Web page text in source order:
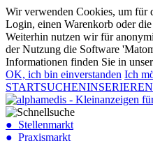
Wir verwenden Cookies, um für
Login, einen Warenkorb oder
Weiterhin nutzen wir für
der Nutzung die Software
Informationen finden Sie in
OK, ich bin einverstanden Ich
STARTSUCHENINSERIEREN
● Stellenmarkt
● Praxismarkt